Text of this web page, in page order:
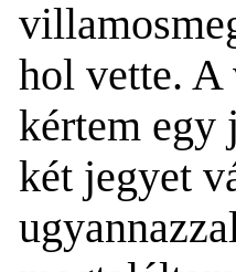
hol vette. A
kértem egy
két jegyet